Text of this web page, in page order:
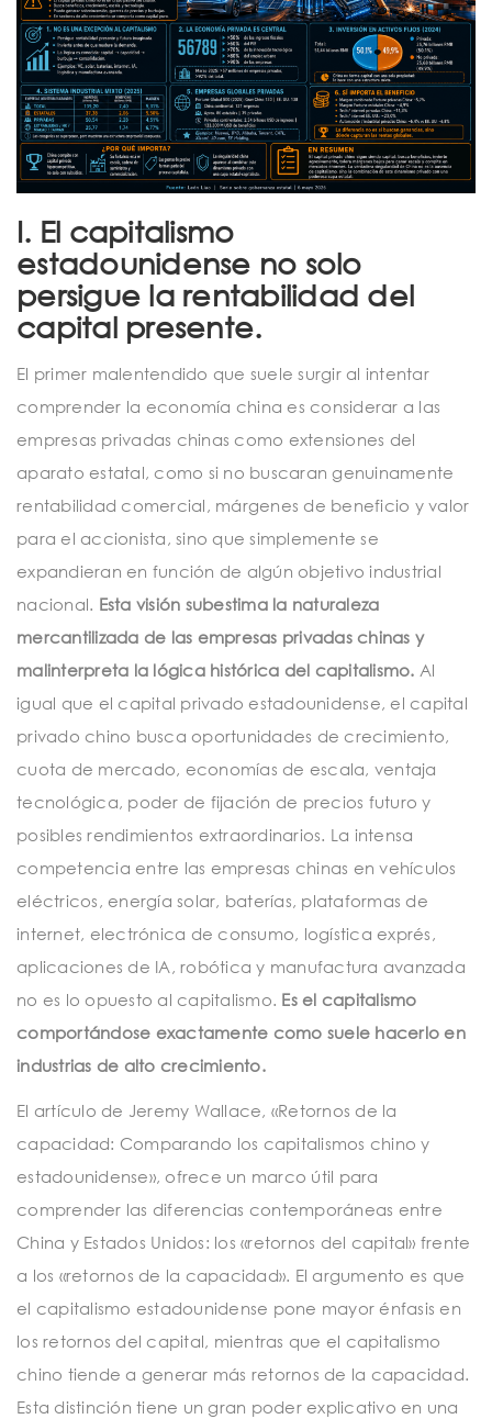
I. El capitalismo
estadounidense no solo
persigue la rentabilidad del
capital presente.
El primer malentendido que suele surgir al intentar
comprender la economía china es considerar a las
empresas privadas chinas como extensiones del
aparato estatal, como si no buscaran genuinamente
rentabilidad comercial, márgenes de beneficio y valor
para el accionista, sino que simplemente se
expandieran en función de algún objetivo industrial
nacional. Esta visión subestima la naturaleza
mercantilizada de las empresas privadas chinas y
malinterpreta la lógica histórica del capitalismo. Al
igual que el capital privado estadounidense, el capital
privado chino busca oportunidades de crecimiento,
cuota de mercado, economías de escala, ventaja
tecnológica, poder de fijación de precios futuro y
posibles rendimientos extraordinarios. La intensa
competencia entre las empresas chinas en vehículos
eléctricos, energía solar, baterías, plataformas de
internet, electrónica de consumo, logística exprés,
aplicaciones de IA, robótica y manufactura avanzada
no es lo opuesto al capitalismo. Es el capitalismo
comportándose exactamente como suele hacerlo en
industrias de alto crecimiento.
El artículo de Jeremy Wallace, «Retornos de la
capacidad: Comparando los capitalismos chino y
estadounidense», ofrece un marco útil para
comprender las diferencias contemporáneas entre
China y Estados Unidos: los «retornos del capital» frente
a los «retornos de la capacidad». El argumento es que
el capitalismo estadounidense pone mayor énfasis en
los retornos del capital, mientras que el capitalismo
chino tiende a generar más retornos de la capacidad.
Esta distinción tiene un gran poder explicativo en una